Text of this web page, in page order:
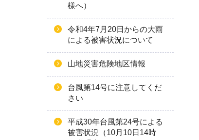
様へ）
令和4年7月20日からの大雨
による被害状況について
山地災害危険地区情報
台風第14号に注意してくだ
さい
平成30年台風第24号による
被害状況（10月10日14時